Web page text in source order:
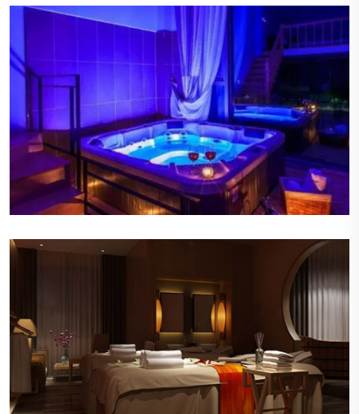
柔和的照明
会所内的照明设计巧妙，营造出温暖而柔和的光
线，既不会太过刺眼，也不会显得昏暗，为顾客提
供了一个舒适的视觉环境。
轻柔的背景音乐在会所内缓缓流淌，旋律悠扬，节
奏舒缓，有助于顾客进一步放松身心。